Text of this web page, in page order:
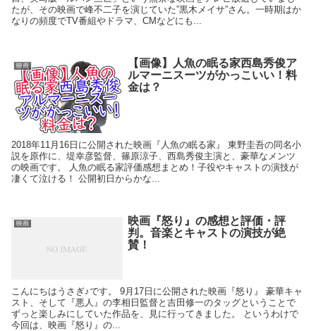
たが、その映画で峰不二子を演じていた”黒木メイサ”さん。一時期はか
なりの頻度でTV番組やドラマ、CMなどにも...
映画
【画像】人魚の眠る家西島秀俊ア
ルマーニスーツがかっこいい！料
金は？
2018年11月16日に公開された映画『人魚の眠る家』 東野圭吾の同名小
説を原作に、堤幸彦監督、篠原涼子、西島秀俊主演と、豪華なメンツ
の映画です。 人魚の眠る家評価感想まとめ！子役やキャストの演技が
凄くて泣ける！ 公開初日からかな...
映画
映画『怒り』の感想と評価・評
判。音楽とキャストの演技が絶
賛！
こんにちはうさぎ♪です。 9月17日に公開された映画『怒り』 豪華キャ
スト、そして『悪人』の李相日監督と吉田修一のタッグということで
ずっと楽しみにしていた作品を、見に行ってきました。 というわけで
今回は、映画『怒り』の...